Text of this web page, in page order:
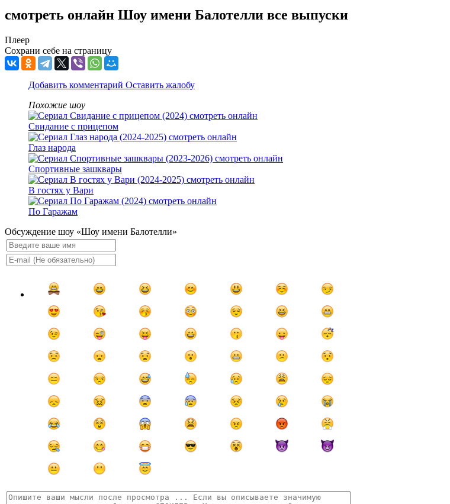
смотреть онлайн Шоу имени Балотелли все выпуски
Плеер
Сохрани себе на страницу
Добавить комментарий Оставить жалобу
Похожие шоу
Свидание с прицепом
Глаз народа
Спортивные зашквары
В гостях у Вари
По Гаражам
Обсуждение шоу «Шоу имени Балотелли»